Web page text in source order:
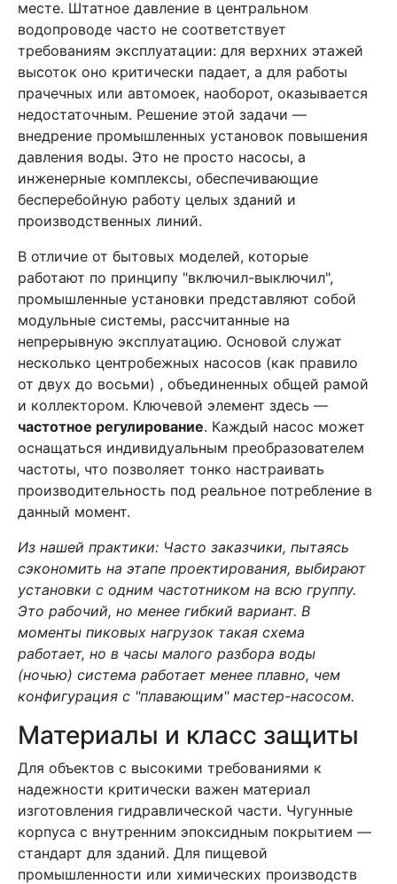
месте. Штатное давление в центральном
водопроводе часто не соответствует
требованиям эксплуатации: для верхних этажей
высоток оно критически падает, а для работы
прачечных или автомоек, наоборот, оказывается
недостаточным. Решение этой задачи —
внедрение промышленных установок повышения
давления воды. Это не просто насосы, а
инженерные комплексы, обеспечивающие
бесперебойную работу целых зданий и
производственных линий.
В отличие от бытовых моделей, которые
работают по принципу "включил-выключил",
промышленные установки представляют собой
модульные системы, рассчитанные на
непрерывную эксплуатацию. Основой служат
несколько центробежных насосов (как правило
от двух до восьми) , объединенных общей рамой
и коллектором. Ключевой элемент здесь —
частотное регулирование. Каждый насос может
оснащаться индивидуальным преобразователем
частоты, что позволяет тонко настраивать
производительность под реальное потребление в
данный момент.
Из нашей практики: Часто заказчики, пытаясь
сэкономить на этапе проектирования, выбирают
установки с одним частотником на всю группу.
Это рабочий, но менее гибкий вариант. В
моменты пиковых нагрузок такая схема
работает, но в часы малого разбора воды
(ночью) система работает менее плавно, чем
конфигурация с "плавающим" мастер-насосом.
Материалы и класс защиты
Для объектов с высокими требованиями к
надежности критически важен материал
изготовления гидравлической части. Чугунные
корпуса с внутренним эпоксидным покрытием —
стандарт для зданий. Для пищевой
промышленности или химических производств